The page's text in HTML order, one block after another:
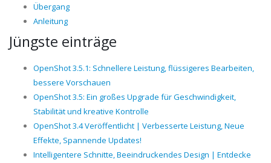
Übergang
Anleitung
Jüngste einträge
OpenShot 3.5.1: Schnellere Leistung, flüssigeres Bearbeiten,
bessere Vorschauen
OpenShot 3.5: Ein großes Upgrade für Geschwindigkeit,
Stabilität und kreative Kontrolle
OpenShot 3.4 Veröffentlicht | Verbesserte Leistung, Neue
Effekte, Spannende Updates!
Intelligentere Schnitte, Beeindruckendes Design | Entdecke